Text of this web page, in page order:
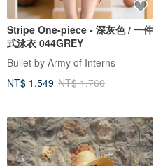
Stripe One-piece - 深灰色 / 一件
式泳衣 044GREY
Bullet by Army of Interns
NT$ 1,549 NT$ 1,760